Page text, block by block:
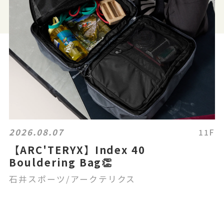
2026.08.07 11F
【ARC'TERYX】Index 40
Bouldering Bag👏
石井スポーツ/アークテリクス